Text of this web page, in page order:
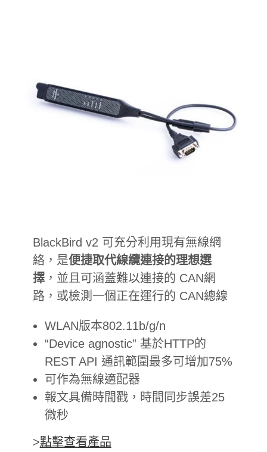
BlackBird v2 可充分利用現有無線網
絡，是便捷取代線纜連接的理想選
擇，並且可涵蓋難以連接的 CAN網
路，或檢測一個正在運行的 CAN總線
WLAN版本802.11b/g/n
“Device agnostic” 基於HTTP的
REST API 通訊範圍最多可增加75%
可作為無線適配器
報文具備時間戳，時間同步誤差25
微秒
>點擊查看產品